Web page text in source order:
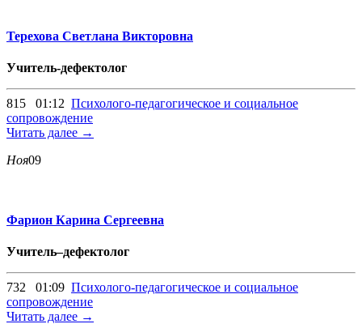
Терехова Светлана Викторовна
Учитель-дефектолог
815 01:12 Психолого-педагогическое и социальное
сопровождение
Читать далее →
Ноя09
Фарион Карина Сергеевна
Учитель–дефектолог
732 01:09 Психолого-педагогическое и социальное
сопровождение
Читать далее →